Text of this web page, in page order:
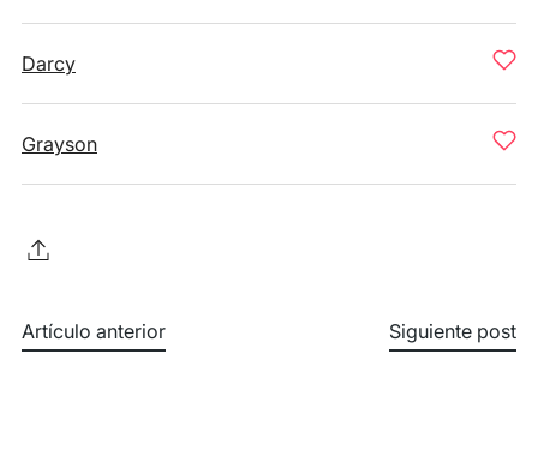
Darcy
Grayson
Artículo anterior Siguiente post